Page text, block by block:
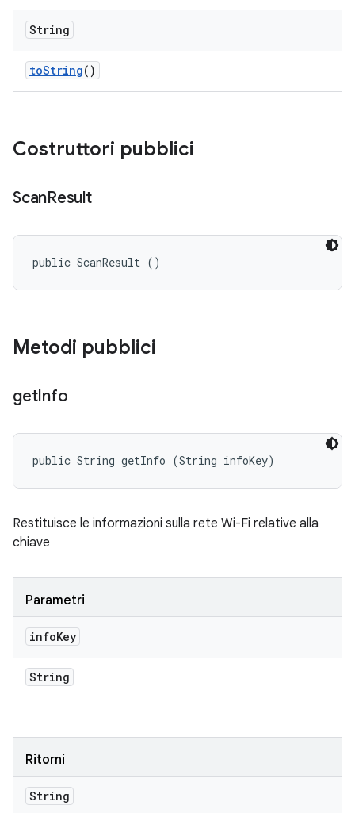
String
toString()
Costruttori pubblici
ScanResult
public ScanResult ()
Metodi pubblici
getInfo
public String getInfo (String infoKey)
Restituisce le informazioni sulla rete Wi-Fi relative alla
chiave
Parametri
infoKey
String
Ritorni
String